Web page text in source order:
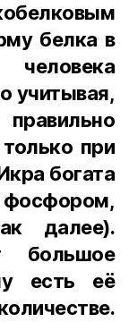
белка в
человека
учитывая,
при
богата
далее).
большое
есть её